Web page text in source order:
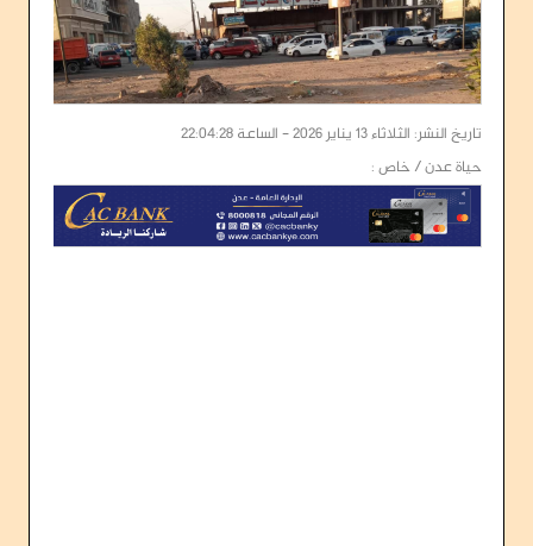
تاريخ النشر: الثلاثاء 13 يناير 2026 - الساعة 22:04:28
حياة عدن / خاص :